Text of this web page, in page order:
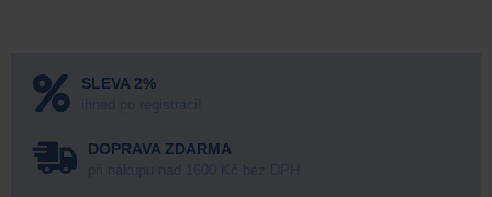
SLEVA 2%
DOPRAVA ZDARMA